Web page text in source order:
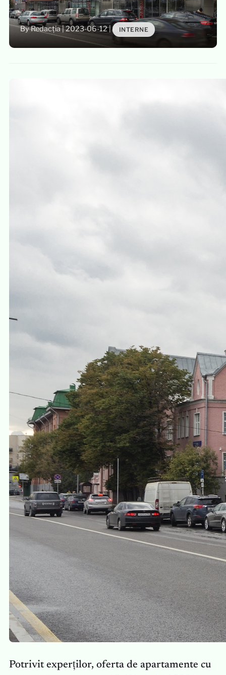
By Redacția|2023-06-12| INTERNE
Potrivit experților, oferta de apartamente cu